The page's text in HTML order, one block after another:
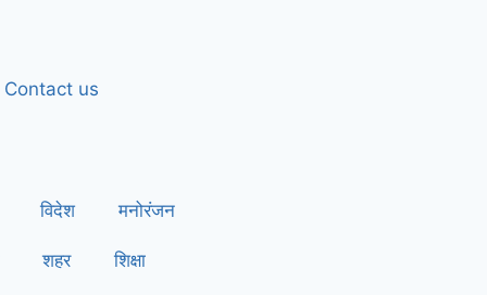
Contact us
विदेश मनोरंजन
शहर शिक्षा